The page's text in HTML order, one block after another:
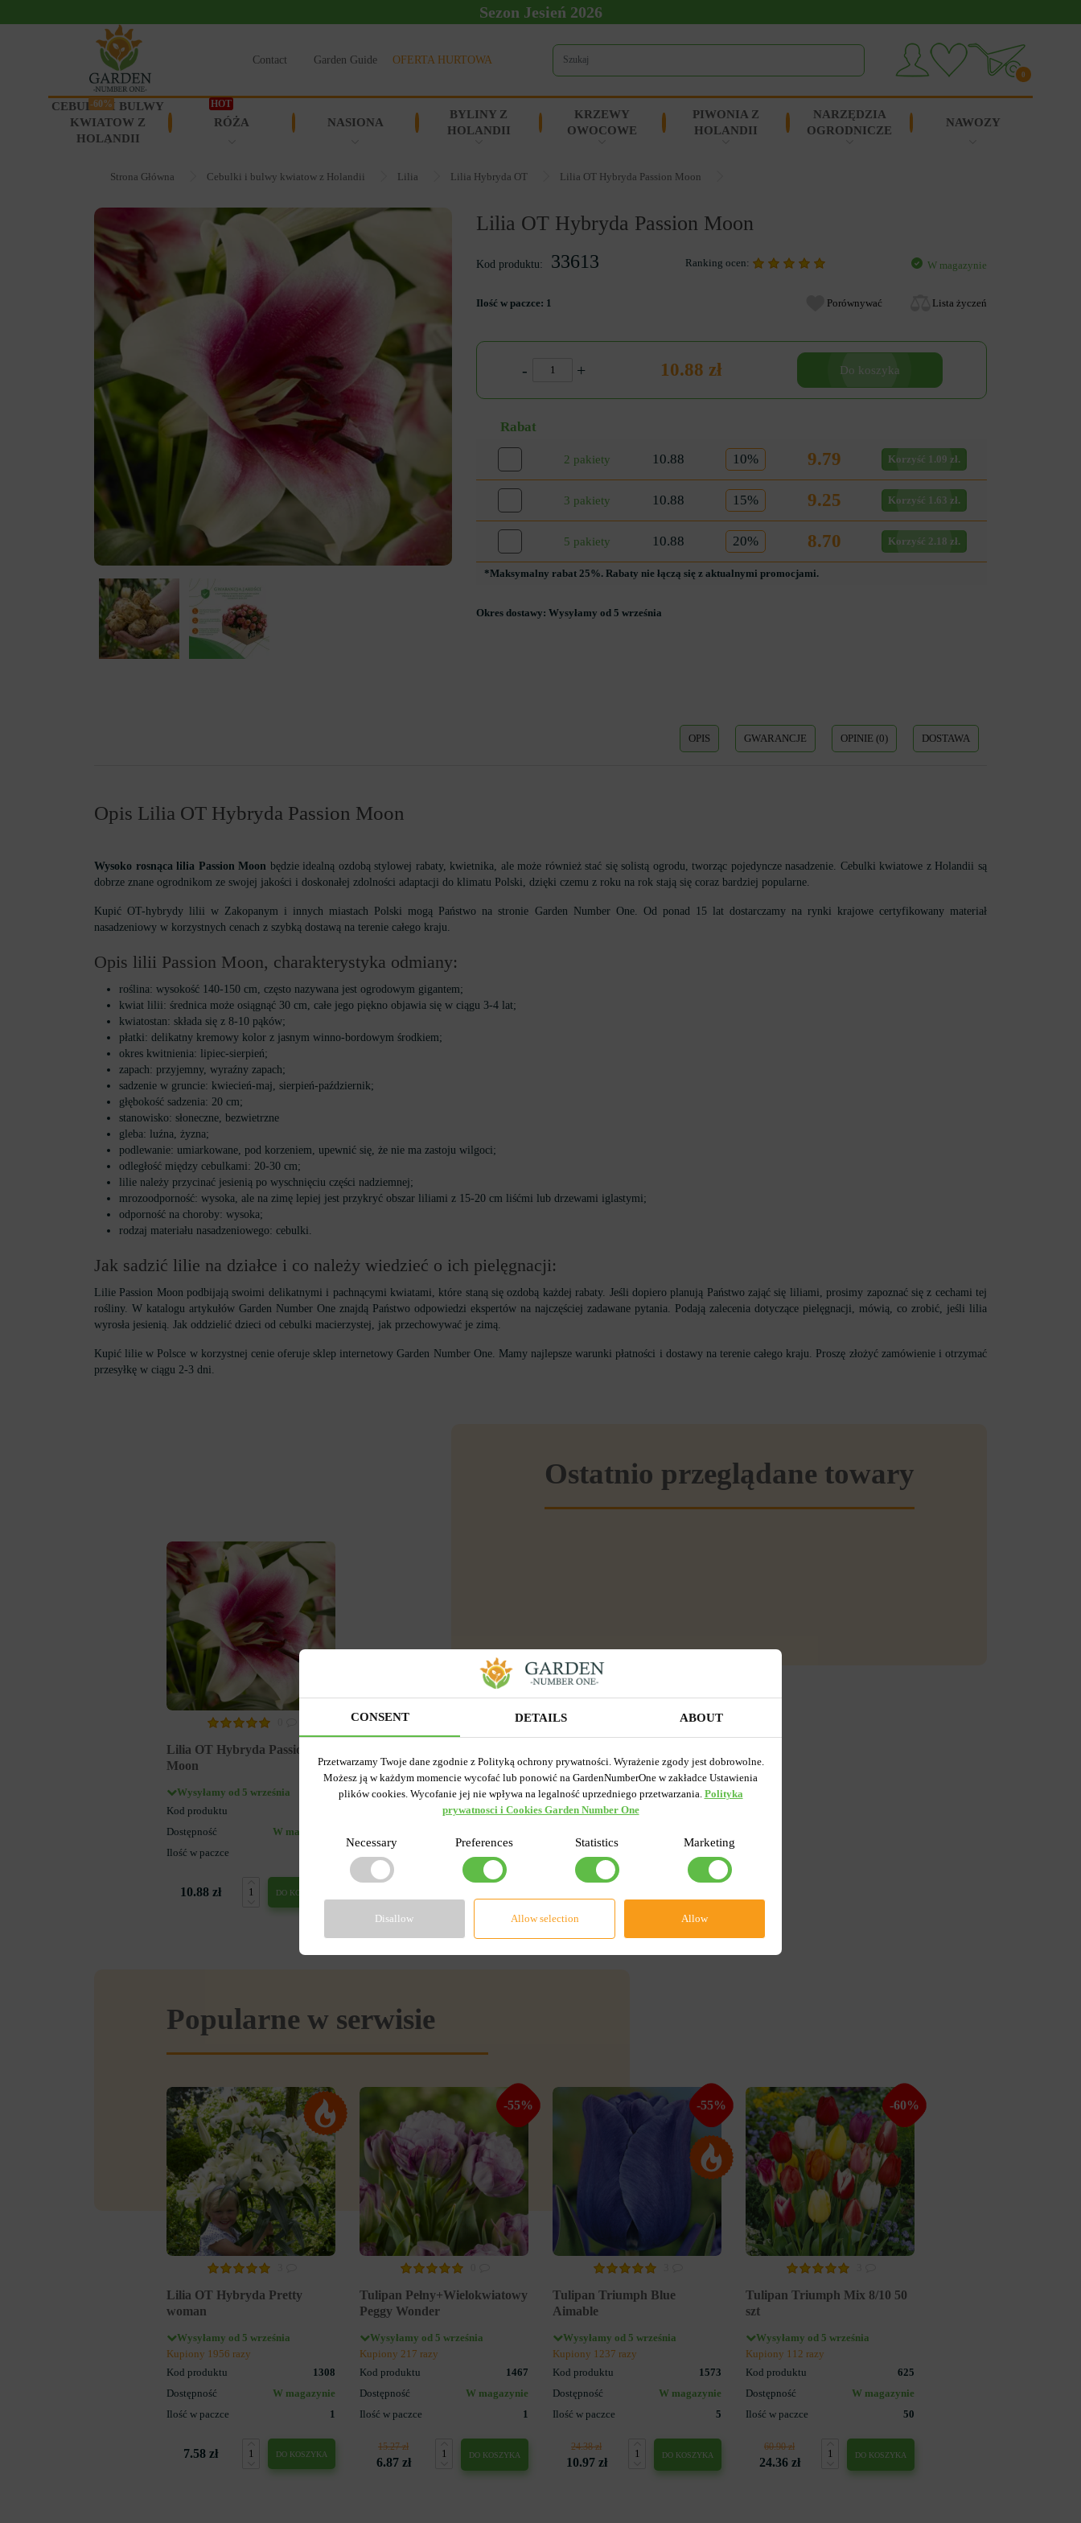
Sezon Jesień 2026
Contact Garden Guide OFERTA HURTOWA
0
CEBULKI I BULWY
KWIATOW Z
HOLANDII
-60%
RÓŻA
HOT
NASIONA
BYLINY Z
HOLANDII
KRZEWY
OWOCOWE
PIWONIA Z
HOLANDII
NARZĘDZIA
OGRODNICZE
NAWOZY
Strona Główna Cebulki i bulwy kwiatow z Holandii Lilia Lilia Hybryda OT Lilia OT Hybryda Passion Moon
Lilia OT Hybryda Passion Moon
Kod produktu: 33613 Ranking ocen: W magazynie
Ilość w paczce: 1 Porównywać Lista życzeń
- + 10.88 zł Do koszyka
Rabat
2 pakiety 10.88 10% 9.79 Korzyść 1.09 zł.
3 pakiety 10.88 15% 9.25 Korzyść 1.63 zł.
5 pakiety 10.88 20% 8.70 Korzyść 2.18 zł.
*Maksymalny rabat 25%. Rabaty nie łączą się z aktualnymi promocjami.
Okres dostawy: Wysyłamy od 5 września
OPIS GWARANCJE OPINIE (0) DOSTAWA
Opis Lilia OT Hybryda Passion Moon
Wysoko rosnąca lilia Passion Moon będzie idealną ozdobą stylowej rabaty, kwietnika, ale może również stać się solistą ogrodu, tworząc pojedyncze nasadzenie. Cebulki kwiatowe z Holandii są
dobrze znane ogrodnikom ze swojej jakości i doskonałej zdolności adaptacji do klimatu Polski, dzięki czemu z roku na rok stają się coraz bardziej popularne.
Kupić OT-hybrydy lilii w Zakopanym i innych miastach Polski mogą Państwo na stronie Garden Number One. Od ponad 15 lat dostarczamy na rynki krajowe certyfikowany materiał
nasadzeniowy w korzystnych cenach z szybką dostawą na terenie całego kraju.
Opis lilii Passion Moon, charakterystyka odmiany:
roślina: wysokość 140-150 cm, często nazywana jest ogrodowym gigantem;
kwiat lilii: średnica może osiągnąć 30 cm, całe jego piękno objawia się w ciągu 3-4 lat;
kwiatostan: składa się z 8-10 pąków;
płatki: delikatny kremowy kolor z jasnym winno-bordowym środkiem;
okres kwitnienia: lipiec-sierpień;
zapach: przyjemny, wyraźny zapach;
sadzenie w gruncie: kwiecień-maj, sierpień-październik;
głębokość sadzenia: 20 cm;
stanowisko: słoneczne, bezwietrzne
gleba: luźna, żyzna;
podlewanie: umiarkowane, pod korzeniem, upewnić się, że nie ma zastoju wilgoci;
odległość między cebulkami: 20-30 cm;
lilie należy przycinać jesienią po wyschnięciu części nadziemnej;
mrozoodporność: wysoka, ale na zimę lepiej jest przykryć obszar liliami z 15-20 cm liśćmi lub drzewami iglastymi;
odporność na choroby: wysoka;
rodzaj materiału nasadzeniowego: cebulki.
Jak sadzić lilie na działce i co należy wiedzieć o ich pielęgnacji:
Lilie Passion Moon podbijają swoimi delikatnymi i pachnącymi kwiatami, które staną się ozdobą każdej rabaty. Jeśli dopiero planują Państwo zająć się liliami, prosimy zapoznać się z cechami tej
rośliny. W katalogu artykułów Garden Number One znajdą Państwo odpowiedzi ekspertów na najczęściej zadawane pytania. Podają zalecenia dotyczące pielęgnacji, mówią, co zrobić, jeśli lilia
wyrosła jesienią. Jak oddzielić dzieci od cebulki macierzystej, jak przechowywać je zimą.
Kupić lilie w Polsce w korzystnej cenie oferuje sklep internetowy Garden Number One. Mamy najlepsze warunki płatności i dostawy na terenie całego kraju. Proszę złożyć zamówienie i otrzymać
przesyłkę w ciągu 2-3 dni.
Ostatnio przeglądane towary
Lilia OT Hybryda Passion
Moon
Wysyłamy od 5 września
Kod produktu
Dostępność
W magazynie
Ilość w paczce
10.88 zł DO KOSZYKA
Popularne w serwisie
Lilia OT Hybryda Pretty
woman
Wysyłamy od 5 września
Kupiony 1956 razy
Kod produktu
1308
Dostępność
W magazynie
Ilość w paczce
1
7.58 zł DO KOSZYKA
-55%
Tulipan Pełny+Wielokwiatowy
Peggy Wonder
Wysyłamy od 5 września
Kupiony 217 razy
Kod produktu
1467
Dostępność
W magazynie
Ilość w paczce
1
15.27 zł
6.87 zł
DO KOSZYKA
-55%
Tulipan Triumph Blue
Aimable
Wysyłamy od 5 września
Kupiony 1237 razy
Kod produktu
1573
Dostępność
W magazynie
Ilość w paczce
5
24.38 zł
10.97 zł
DO KOSZYKA
-60%
Tulipan Triumph Mix 8/10 50
szt
Wysyłamy od 5 września
Kupiony 112 razy
Kod produktu
625
Dostępność
W magazynie
Ilość w paczce
50
60.90 zł
24.36 zł
DO KOSZYKA
CONSENT DETAILS ABOUT
Przetwarzamy Twoje dane zgodnie z Polityką ochrony prywatności. Wyrażenie zgody jest dobrowolne.
Możesz ją w każdym momencie wycofać lub ponowić na GardenNumberOne w zakładce Ustawienia
plików cookies. Wycofanie jej nie wpływa na legalność uprzedniego przetwarzania. Polityka
prywatnosci i Cookies Garden Number One
Necessary Preferences Statistics Marketing
Disallow Allow selection Allow